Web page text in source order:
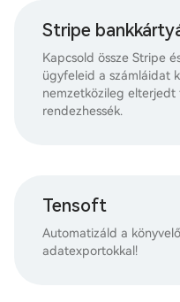
Stripe
Kapcsold össze Stripe
ügyfeleid a számláidat
nemzetközileg
rendezhessék.
Tensoft
Automatizáld a
adatexportokkal!